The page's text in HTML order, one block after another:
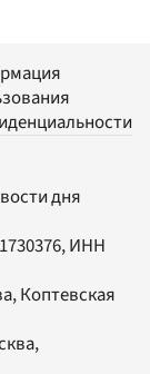
дня
ИНН
Коптевская
,